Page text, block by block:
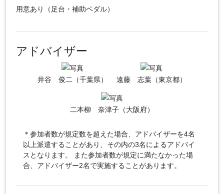
用意あり（足台・補助ペダル）
アドバイザー
井谷 俊二（千葉県） 遠藤 志葉（東京都）
二本柳 奈津子（大阪府）
＊参加者数が規定数を超えた場合、アドバイザーを4名
以上派遣することがあり、その内の3名によるアドバイ
スとなります。 また参加者数が規定に満たなかった場
合、アドバイザー2名で実施することがあります。